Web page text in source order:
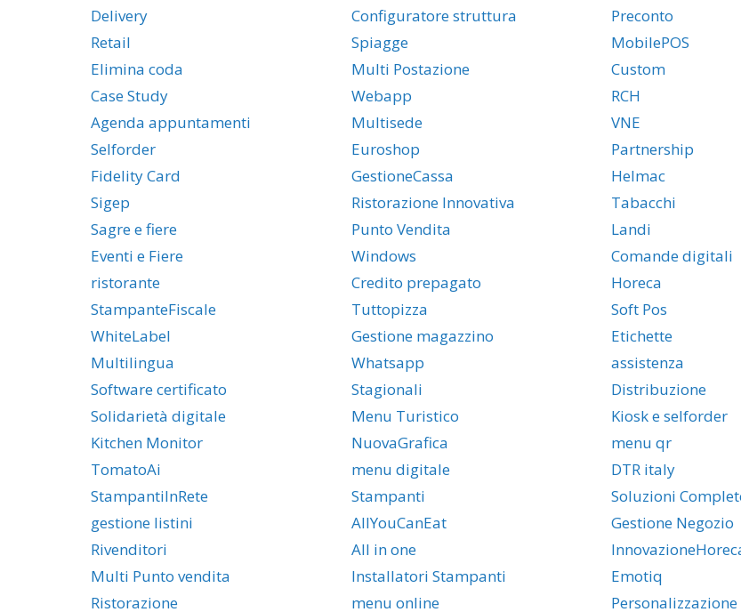
Delivery
Configuratore struttura Preconto
Retail
Spiagge MobilePOS
Elimina coda
Multi Postazione Custom
Case Study
Webapp RCH
Agenda appuntamenti
Multisede VNE
Selforder
Euroshop Partnership
Fidelity Card
GestioneCassa Helmac
Sigep
Ristorazione Innovativa Tabacchi
Sagre e fiere
Punto Vendita Landi
Eventi e Fiere
Windows Comande digitali
ristorante
Credito prepagato Horeca
StampanteFiscale
Tuttopizza Soft Pos
WhiteLabel
Gestione magazzino Etichette
Multilingua
Whatsapp assistenza
Software certificato
Stagionali Distribuzione
Solidarietà digitale
Menu Turistico Kiosk e selforder
Kitchen Monitor
NuovaGrafica menu qr
TomatoAi
menu digitale DTR italy
StampantiInRete
Stampanti Soluzioni
gestione listini
AllYouCanEat Gestione Negozio
Rivenditori
All in one
Multi Punto vendita
Installatori Stampanti Emotiq
Ristorazione
menu online Personalizzazione